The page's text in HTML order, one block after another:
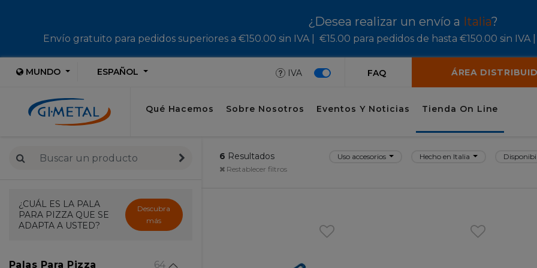
¿Desea realizar un envío a Italia?
Envío gratuito para pedidos superiores a €150.00 sin IVA | €15.00 para pedidos de hasta €150.00 sin IVA |
MUNDO ESPAÑOL IVA FAQ ÁREA
Qué Hacemos Sobre Nosotros Eventos Y Noticias Tienda On Line
¿CUÁL ES LA PALA
PARA PIZZA QUE SE
ADAPTA A USTED?
Descubra
más
Palas Para Pizza 64
6 Resultados
Restablecer filtros
Uso accesorios Hecho en Italia